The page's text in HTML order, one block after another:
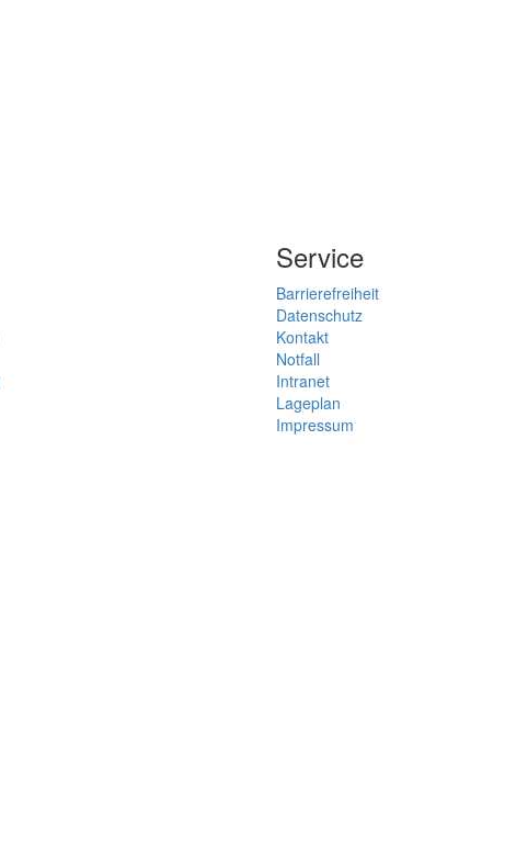
Service
Barrierefreiheit
Datenschutz
Kontakt
Notfall
Intranet
Lageplan
Impressum